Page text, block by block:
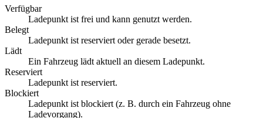
Verfügbar
Ladepunkt ist frei und kann genutzt werden.
Belegt
Ladepunkt ist reserviert oder gerade besetzt.
Lädt
Ein Fahrzeug lädt aktuell an diesem Ladepunkt.
Reserviert
Ladepunkt ist reserviert.
Blockiert
Ladepunkt ist blockiert (z. B. durch ein Fahrzeug ohne
Ladevorgang).